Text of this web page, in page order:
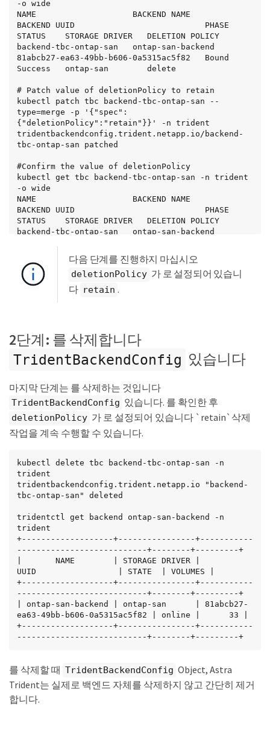
-o wide
NAME                    BACKEND NAME
BACKEND UUID                           PHASE
STATUS    STORAGE DRIVER   DELETION POLICY
backend-tbc-ontap-san   ontap-san-backend
81abcb27-ea63-49bb-b606-0a5315ac5f82   Bound
Success   ontap-san        delete
# Patch value of deletionPolicy to retain
kubectl patch tbc backend-tbc-ontap-san --
type=merge -p '{"spec":
{"deletionPolicy":"retain"}}' -n trident
tridentbackendconfig.trident.netapp.io/backend-
tbc-ontap-san patched
#Confirm the value of deletionPolicy
kubectl get tbc backend-tbc-ontap-san -n trident
-o wide
NAME                    BACKEND NAME
BACKEND UUID                           PHASE
STATUS    STORAGE DRIVER   DELETION POLICY
backend-tbc-ontap-san   ontap-san-backend
다음 단계를 진행하지 마십시오
deletionPolicy 가 로 설정되어 있습니
다 retain .
2단계: 를 삭제합니다
TridentBackendConfig 있습니다
마지막 단계는 를 삭제하는 것입니다
TridentBackendConfig 있습니다. 를 확인한 후
deletionPolicy 가 로 설정되어 있습니다 `retain`삭제
작업을 계속 수행할 수 있습니다.
kubectl delete tbc backend-tbc-ontap-san -n
trident
tridentbackendconfig.trident.netapp.io "backend-
tbc-ontap-san" deleted
tridentctl get backend ontap-san-backend -n
trident
+-------------------+----------------+-----------
---------------------------+--------+---------+
|       NAME        | STORAGE DRIVER |
UUID                 | STATE  | VOLUMES |
+-------------------+----------------+-----------
---------------------------+--------+---------+
| ontap-san-backend | ontap-san      | 81abcb27-
ea63-49bb-b606-0a5315ac5f82 | online |      33 |
+-------------------+----------------+-----------
---------------------------+--------+---------+
를 삭제할 때 TridentBackendConfig Object, Astra
Trident는 실제로 백엔드 자체를 삭제하지 않고 간단히 제거
합니다.